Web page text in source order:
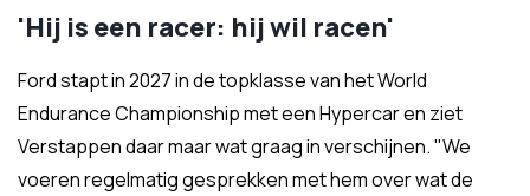
'Hij is een racer: hij wil racen'
Ford stapt in 2027 in de topklasse van het World
Endurance Championship met een Hypercar en ziet
Verstappen daar maar wat graag in verschijnen. "We
voeren regelmatig gesprekken met hem over wat de